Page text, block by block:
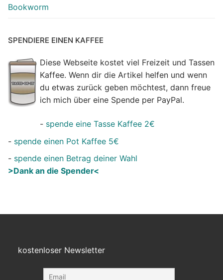
Bookworm
SPENDIERE EINEN KAFFEE
Diese Webseite kostet viel Freizeit und Tassen
Kaffee. Wenn dir die Artikel helfen und wenn
du etwas zurück geben möchtest, dann freue
ich mich über eine Spende per PayPal.
- spende eine Tasse Kaffee 2€
- spende einen Pot Kaffee 5€
- spende einen Betrag deiner Wahl
>Dank an die Spender<
kostenloser Newsletter